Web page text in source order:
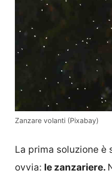
Zanzare volanti (Pixabay)
La prima soluzione è
ovvia: le zanzariere.